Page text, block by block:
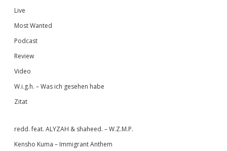
Live
Most Wanted
Podcast
Review
Video
W.i.g.h. – Was ich gesehen habe
Zitat
redd. feat. ALYZAH & shaheed. – W.Z.M.P.
Kensho Kuma – Immigrant Anthem